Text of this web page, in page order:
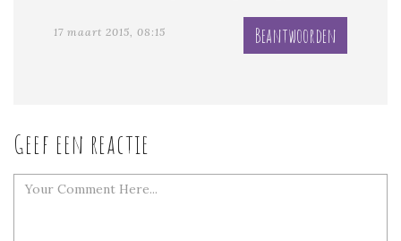
17 maart 2015, 08:15 Beantwoorden
Geef een reactie